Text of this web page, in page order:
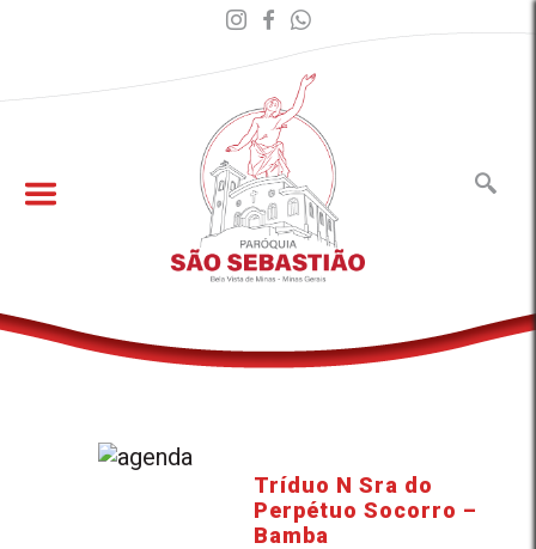
Tríduo N Sra do
Perpétuo Socorro –
Bamba